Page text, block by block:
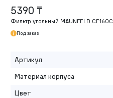
5390 ₸
Фильтр угольный MAUNFELD CF160C
Под заказ
Артикул
Материал корпуса
Цвет